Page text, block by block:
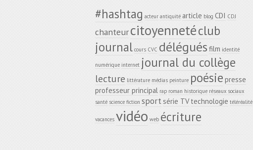
#hashtag acteur antiquité article blog CDI CDJ
chanteurcitoyennetéclub
journal cours CVC délégués film identité
numérique internet journal du collège
lecture littérature médias peinture poésie presse
professeur principal rap roman historique réseaux sociaux
santé science fiction sportsérie TV technologie téléréalité
vacances vidéo web écriture